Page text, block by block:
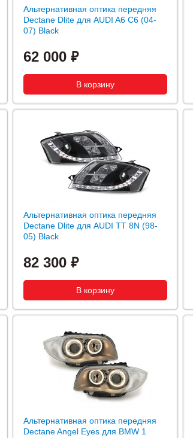
Альтернативная оптика передняя
Dectane Dlite для AUDI A6 C6 (04-
07) Black
62 000
Альтернативная оптика передняя
Dectane Dlite для AUDI TT 8N (98-
05) Black
82 300
Альтернативная оптика передняя
Dectane Angel Eyes для BMW 1